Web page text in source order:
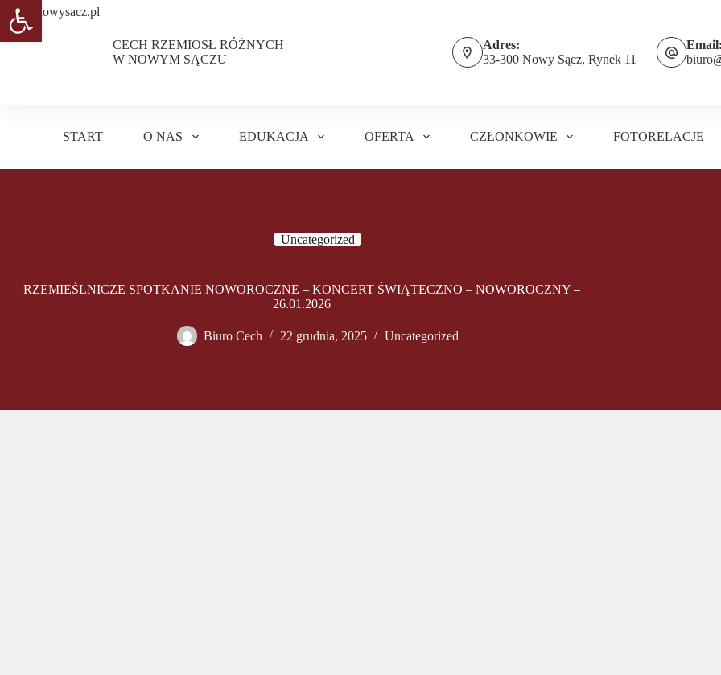
Przejdź
do
treści
CECH RZEMIOSŁ RÓŻNYCH
W NOWYM SĄCZU
Adres:
33-300 Nowy Sącz, Rynek 11
Email:
START O NAS EDUKACJA OFERTA CZŁONKOWIE FOTORELACJE
Uncategorized
RZEMIEŚLNICZE SPOTKANIE NOWOROCZNE – KONCERT ŚWIĄTECZNO – NOWOROCZNY –
26.01.2026
Biuro Cech 22 grudnia, 2025 Uncategorized